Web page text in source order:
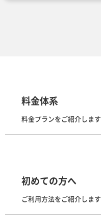
料金体系
料金プランをご紹介します
初めての方へ
ご利用方法をご紹介します